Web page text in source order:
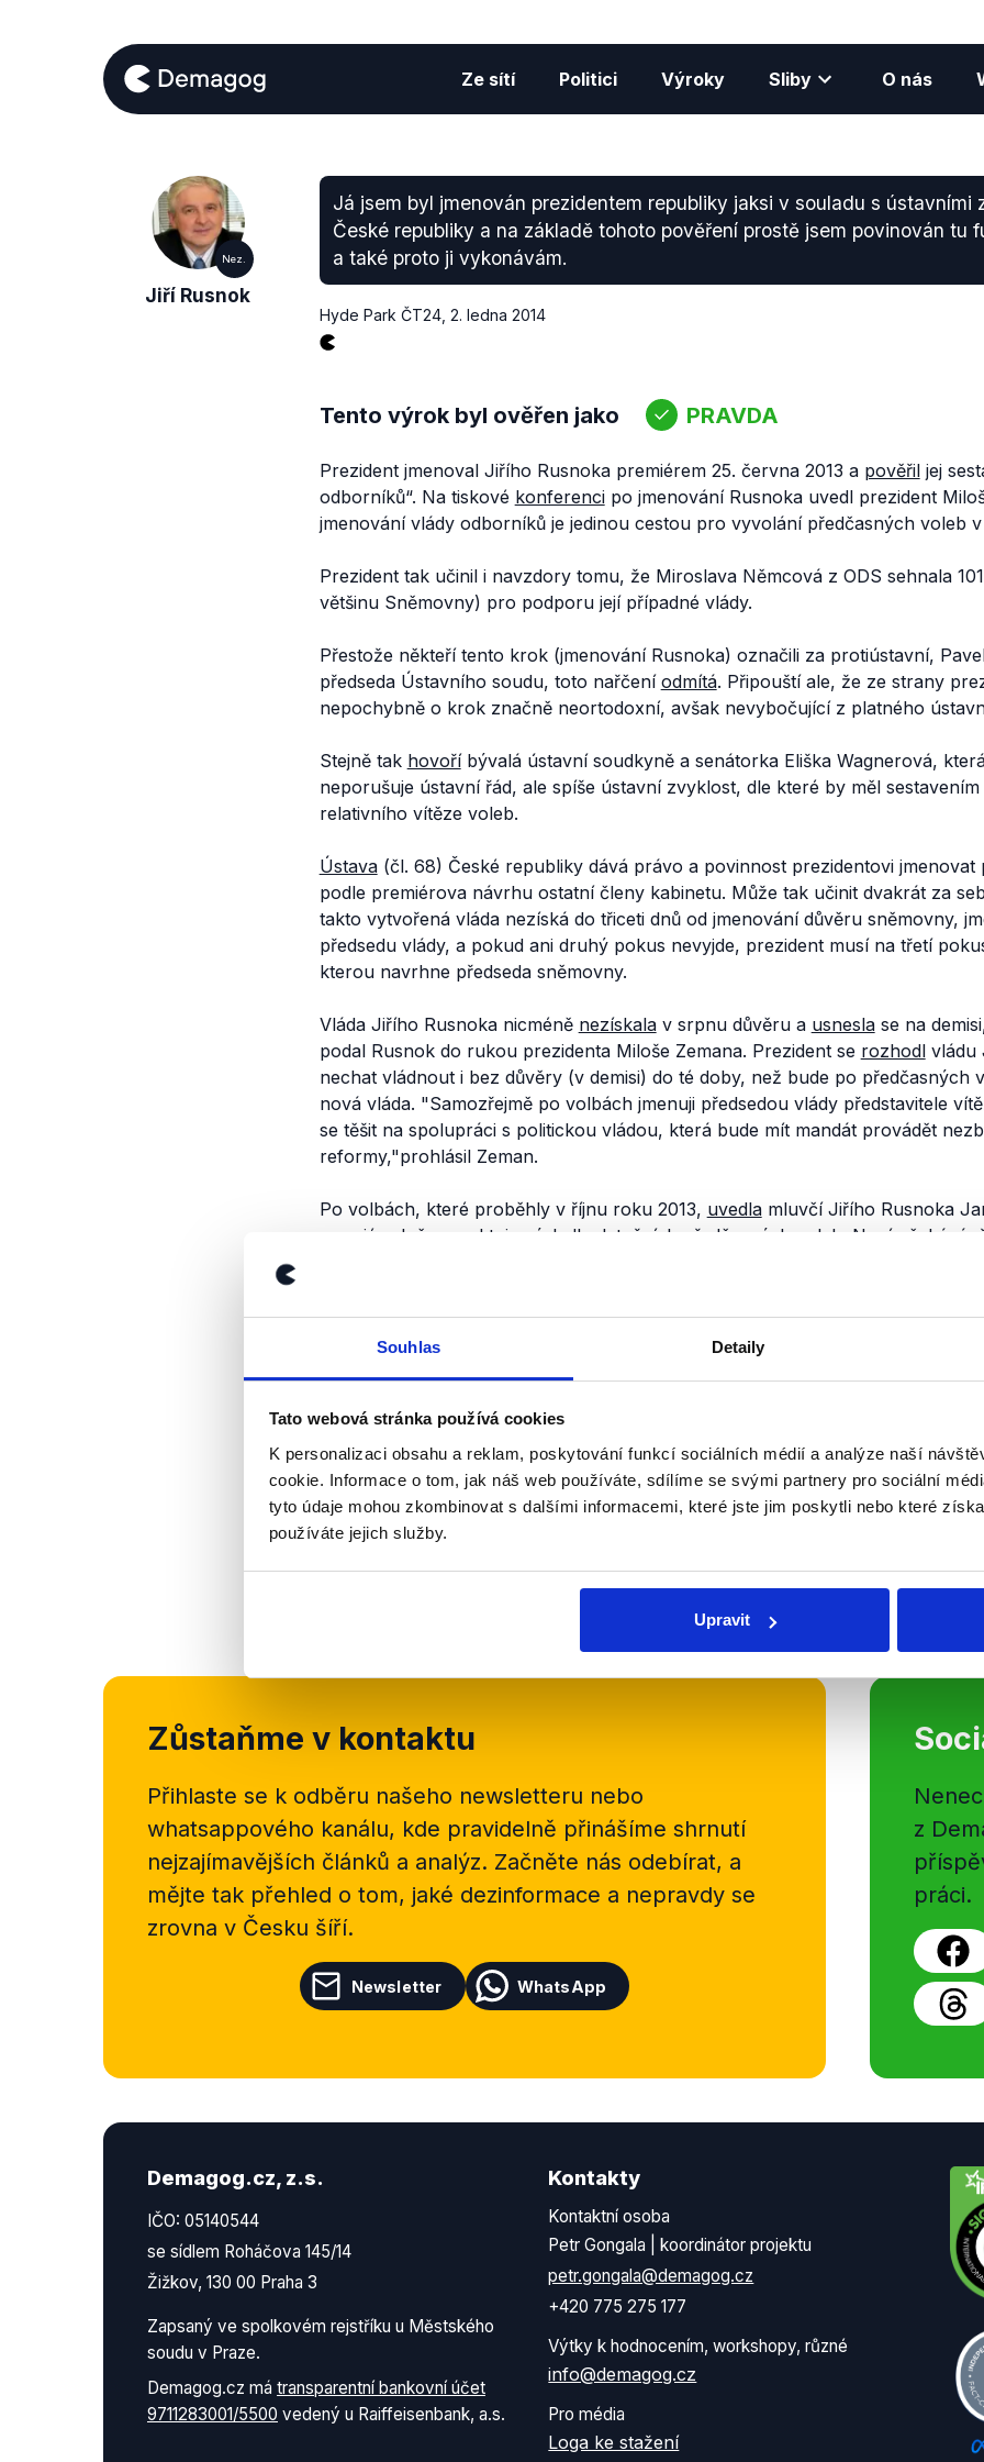
Souhlas Detaily
Tato webová stránka používá cookies
K personalizaci obsahu a reklam, poskytování funkcí sociálních médií a analýze naší
cookie. Informace o tom, jak náš web používáte, sdílíme se svými partnery pro sociální
tyto údaje mohou zkombinovat s dalšími informacemi, které jste jim poskytli nebo které
používáte jejich služby.
Upravit
Ze sítí Politici Výroky Sliby O nás
Nez.
Jiří Rusnok
Já jsem byl jmenován prezidentem republiky jaksi v souladu s ústavními
České republiky a na základě tohoto pověření prostě jsem povinován tu
a také proto ji vykonávám.
Hyde Park ČT24, 2. ledna 2014
Tento výrok byl ověřen jako PRAVDA
Prezident jmenoval Jiřího Rusnoka premiérem 25. června 2013 a pověřiljej
odborníků“. Na tiskové konferencipo jmenování Rusnoka uvedl prezident
jmenování vlády odborníků je jedinou cestou pro vyvolání předčasných voleb
Prezident tak učinil i navzdory tomu, že Miroslava Němcová z ODS sehnala
většinu Sněmovny) pro podporu její případné vlády.
Přestože někteří tento krok (jmenování Rusnoka) označili za protiústavní,
předseda Ústavního soudu, toto nařčení odmítá. Připouští ale, že ze strany
nepochybně o krok značně neortodoxní, avšak nevybočující z platného
Stejně tak hovoříbývalá ústavní soudkyně a senátorka Eliška Wagnerová,
neporušuje ústavní řád, ale spíše ústavní zvyklost, dle které by měl
relativního vítěze voleb.
Ústava(čl. 68) České republiky dává právo a povinnost prezidentovi jmenovat
podle premiérova návrhu ostatní členy kabinetu. Může tak učinit dvakrát za
takto vytvořená vláda nezíská do třiceti dnů od jmenování důvěru sněmovny,
předsedu vlády, a pokud ani druhý pokus nevyjde, prezident musí na třetí
kterou navrhne předseda sněmovny.
Vláda Jiřího Rusnoka nicméně nezískalav srpnu důvěru a usneslase na
podal Rusnok do rukou prezidenta Miloše Zemana. Prezident se rozhodlvládu
nechat vládnout i bez důvěry (v demisi) do té doby, než bude po předčasných
nová vláda. "Samozřejmě po volbách jmenuji předsedou vlády představitele
se těšit na spolupráci s politickou vládou, která bude mít mandát provádět
reformy,"prohlásil Zeman.
Po volbách, které proběhly v říjnu roku 2013, uvedlamluvčí Jiřího Rusnoka
premiér plně respektuje výsledky letošních předčasných voleb. Nyní očekává,
Výrok jsme zmínili
2. ledna 2014
V prvním ponovoročním Hyde
prozatím stále úřadující předseda
Jednalo se například o odkupu
Zůstaňme v kontaktu
Přihlaste se k odběru našeho newsletteru nebo
whatsappového kanálu, kde pravidelně přinášíme shrnutí
nejzajímavějších článků a analýz. Začněte nás odebírat, a
mějte tak přehled o tom, jaké dezinformace a nepravdy se
zrovna v Česku šíří.
Newsletter WhatsApp
z
práci.
Demagog.cz, z.s.
IČO: 05140544
se sídlem Roháčova 145/14
Žižkov, 130 00 Praha 3
Zapsaný ve spolkovém rejstříku u Městského
soudu v Praze.
Demagog.cz má transparentní bankovní účet
9711283001/5500 vedený u Raiffeisenbank, a.s.
Kontakty
Kontaktní osoba
Petr Gongala | koordinátor projektu
petr.gongala@demagog.cz
+420 775 275 177
Výtky k hodnocením, workshopy, různé
info@demagog.cz
Pro média
Loga ke stažení